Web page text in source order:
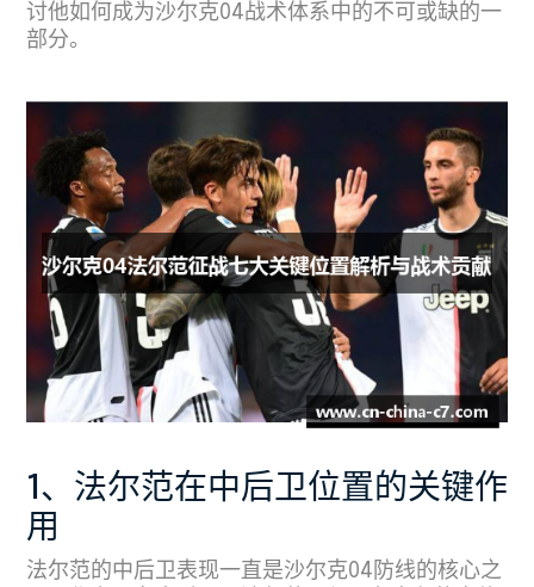
讨他如何成为沙尔克04战术体系中的不可或缺的一
部分。
1、法尔范在中后卫位置的关键作
用
法尔范的中后卫表现一直是沙尔克04防线的核心之